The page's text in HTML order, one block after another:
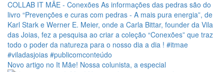
Novo artigo no It Mãe! Nossa colunista, a especial